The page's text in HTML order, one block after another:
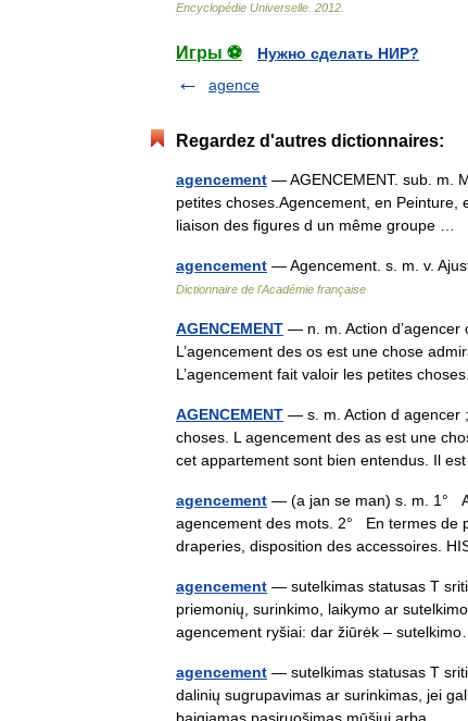
Encyclopédie Universelle 2012
Игры ⚽
Нужно сделать НИР?
agence
Regardez d'autres dictionnaires:
agencement — AGENCEMENT. sub. m.
petites choses.Agencement, en
liaison des figures d un même groupe …
agencement — Agencement. s. m. v.
Dictionnaire de l'Académie française
AGENCEMENT — n. m. Action d’agencer
L’agencement des os est une chose
L’agencement fait valoir les petites
AGENCEMENT — s. m. Action d agencer
choses. L agencement des as est une
cet appartement sont bien entendus. Il
agencement — (a jan se man) s. m. 1°
agencement des mots. 2° En termes de
draperies, disposition des accessoires.
agencement — sutelkimas statusas T
priemonių, surinkimo, laikymo ar
agencement ryšiai: dar žiūrėk –
agencement — sutelkimas statusas T
dalinių sugrupavimas ar surinkimas, jei